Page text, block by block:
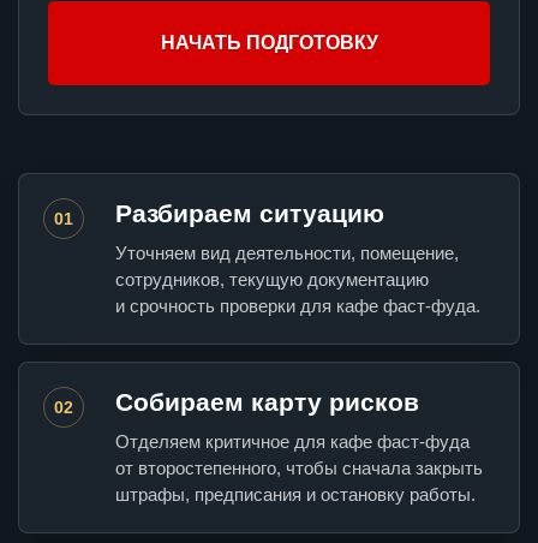
НАЧАТЬ ПОДГОТОВКУ
01 Разбираем ситуацию
Уточняем вид деятельности, помещение,
сотрудников, текущую документацию
и срочность проверки для кафе фаст-фуда.
02 Собираем карту рисков
Отделяем критичное для кафе фаст-фуда
от второстепенного, чтобы сначала закрыть
штрафы, предписания и остановку работы.